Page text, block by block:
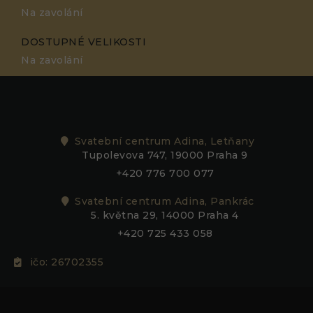
Na zavolání
DOSTUPNÉ VELIKOSTI
Na zavolání
Svatební centrum Adina, Letňany
Tupolevova 747, 19000 Praha 9
+420 776 700 077
Svatební centrum Adina, Pankrác
5. května 29, 14000 Praha 4
+420 725 433 058
ičo: 26702355